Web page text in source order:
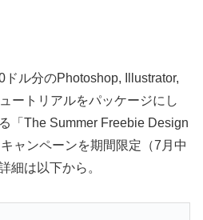
ル分のPhotoshop, Illustrator,
ートリアルをパッケージにし
「The Summer Freebie Design
ャンペーンを期間限定（7月中
細は以下から。